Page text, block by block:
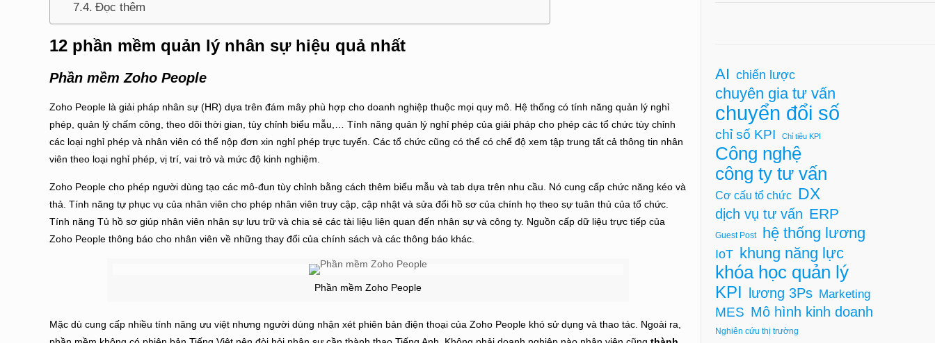
Đọc thêm
12 phần mềm quản lý nhân sự hiệu quả nhất
Phần mềm Zoho People
Zoho People là giải pháp nhân sự (HR) dựa trên đám mây phù hợp cho doanh nghiệp thuộc mọi quy mô. Hệ thống có tính năng quản lý nghỉ
phép, quản lý chấm công, theo dõi thời gian, tùy chỉnh biểu mẫu,… Tính năng quản lý nghỉ phép của giải pháp cho phép các tổ chức tùy chỉnh
các loại nghỉ phép và nhân viên có thể nộp đơn xin nghỉ phép trực tuyến. Các tổ chức cũng có thể có chế độ xem tập trung tất cả thông tin nhân
viên theo loại nghỉ phép, vị trí, vai trò và mức độ kinh nghiệm.
Zoho People cho phép người dùng tạo các mô-đun tùy chỉnh bằng cách thêm biểu mẫu và tab dựa trên nhu cầu. Nó cung cấp chức năng kéo và
thả. Tính năng tự phục vụ của nhân viên cho phép nhân viên truy cập, cập nhật và sửa đổi hồ sơ của chính họ theo sự tuân thủ của tổ chức.
Tính năng Tủ hồ sơ giúp nhân viên nhân sự lưu trữ và chia sẻ các tài liệu liên quan đến nhân sự và công ty. Nguồn cấp dữ liệu trực tiếp của
Zoho People thông báo cho nhân viên về những thay đổi của chính sách và các thông báo khác.
Phần mềm Zoho People
Mặc dù cung cấp nhiều tính năng ưu việt nhưng người dùng nhận xét phiên bản điện thoại của Zoho People khó sử dụng và thao tác. Ngoài ra,
AI chiến lược
chuyên gia tư vấn
chuyển đổi số
chỉ số KPI Chỉ tiêu KPI
Công nghệ
công ty tư vấn
Cơ cấu tổ chức DX
dịch vụ tư vấn ERP
Guest Post hệ thống lương
IoT khung năng lực
khóa học quản lý
KPI lương 3Ps Marketing
MES Mô hình kinh doanh
Nghiên cứu thị trường